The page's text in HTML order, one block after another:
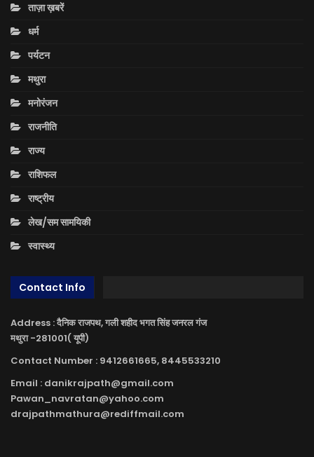
ताज़ा ख़बरें
धर्म
पर्यटन
मथुरा
मनोरंजन
राजनीति
राज्य
राशिफल
राष्ट्रीय
लेख/सम सामयिकी
स्वास्थ्य
Contact Info
Address : दैनिक राजपथ, गली शहीद भगत सिंह जनरल गंज
मथुरा -281001( यूपी)
Contact Number : 9412661665, 8445533210
Email : danikrajpath@gmail.com
Pawan_navratan@yahoo.com
drajpathmathura@rediffmail.com